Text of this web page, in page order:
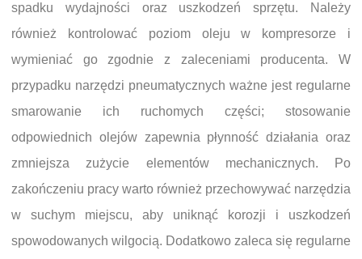
spadku wydajności oraz uszkodzeń sprzętu. Należy
również kontrolować poziom oleju w kompresorze i
wymieniać go zgodnie z zaleceniami producenta. W
przypadku narzędzi pneumatycznych ważne jest regularne
smarowanie ich ruchomych części; stosowanie
odpowiednich olejów zapewnia płynność działania oraz
zmniejsza zużycie elementów mechanicznych. Po
zakończeniu pracy warto również przechowywać narzędzia
w suchym miejscu, aby uniknąć korozji i uszkodzeń
spowodowanych wilgocią. Dodatkowo zaleca się regularne